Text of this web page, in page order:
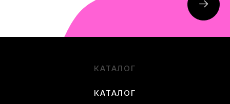
КАТАЛОГ
КАТАЛОГ